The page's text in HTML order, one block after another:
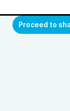
Proceed to